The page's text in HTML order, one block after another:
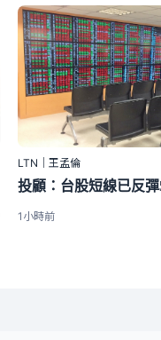
LTN｜王孟倫
1小時前